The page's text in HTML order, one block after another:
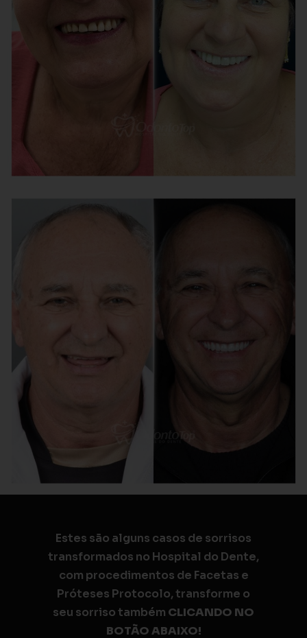
Estes são alguns casos de sorrisos
transformados no Hospital do Dente,
com procedimentos de Facetas e
Próteses Protocolo, transforme o
seu sorriso também CLICANDO NO
BOTÃO ABAIXO!